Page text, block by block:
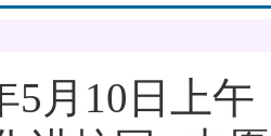
5月10日上